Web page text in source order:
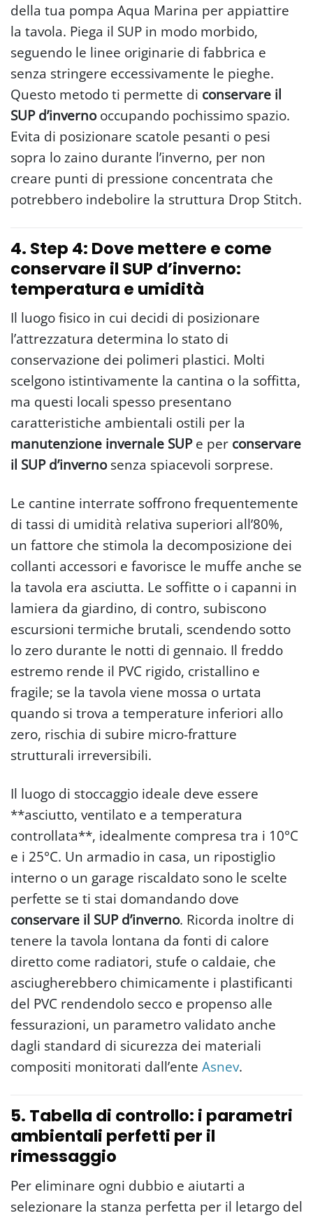
della tua pompa Aqua Marina per appiattire
la tavola. Piega il SUP in modo morbido,
seguendo le linee originarie di fabbrica e
senza stringere eccessivamente le pieghe.
Questo metodo ti permette di conservare il
SUP d’invernooccupando pochissimo spazio.
Evita di posizionare scatole pesanti o pesi
sopra lo zaino durante l’inverno, per non
creare punti di pressione concentrata che
potrebbero indebolire la struttura Drop Stitch.
4. Step 4: Dove mettere e come
conservare il SUP d’inverno:
temperatura e umidità
Il luogo fisico in cui decidi di posizionare
l’attrezzatura determina lo stato di
conservazione dei polimeri plastici. Molti
scelgono istintivamente la cantina o la soffitta,
ma questi locali spesso presentano
caratteristiche ambientali ostili per la
manutenzione invernale SUPe per conservare
il SUP d’invernosenza spiacevoli sorprese.
Le cantine interrate soffrono frequentemente
di tassi di umidità relativa superiori all’80%,
un fattore che stimola la decomposizione dei
collanti accessori e favorisce le muffe anche se
la tavola era asciutta. Le soffitte o i capanni in
lamiera da giardino, di contro, subiscono
escursioni termiche brutali, scendendo sotto
lo zero durante le notti di gennaio. Il freddo
estremo rende il PVC rigido, cristallino e
fragile; se la tavola viene mossa o urtata
quando si trova a temperature inferiori allo
zero, rischia di subire micro-fratture
strutturali irreversibili.
Il luogo di stoccaggio ideale deve essere
**asciutto, ventilato e a temperatura
controllata**, idealmente compresa tra i 10°C
e i 25°C. Un armadio in casa, un ripostiglio
interno o un garage riscaldato sono le scelte
perfette se ti stai domandando dove
conservare il SUP d’inverno. Ricorda inoltre di
tenere la tavola lontana da fonti di calore
diretto come radiatori, stufe o caldaie, che
asciugherebbero chimicamente i plastificanti
del PVC rendendolo secco e propenso alle
fessurazioni, un parametro validato anche
dagli standard di sicurezza dei materiali
compositi monitorati dall’ente Asnev.
5. Tabella di controllo: i parametri
ambientali perfetti per il
rimessaggio
Per eliminare ogni dubbio e aiutarti a
selezionare la stanza perfetta per il letargo del